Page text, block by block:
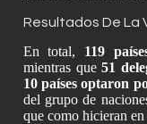
Resultados De La
En total, 119
mientras que51
10 países optaron
del grupo de
que como hicieran